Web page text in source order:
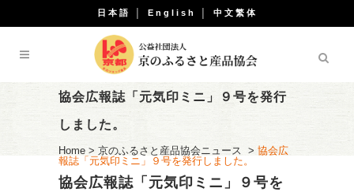
日本語 English 中文繁体
協会広報誌「元気印ミニ」９号を発行
しました。
Home > 京のふるさと産品協会ニュース > 協会広
報誌「元気印ミニ」９号を発行しました。
協会広報誌「元気印ミニ」９号を